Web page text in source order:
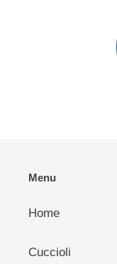
Menu
Home
Cuccioli